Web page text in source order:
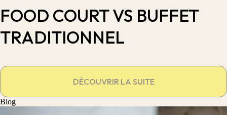
FOOD COURT VS BUFFET
TRADITIONNEL
DÉCOUVRIR LA SUITE
Blog